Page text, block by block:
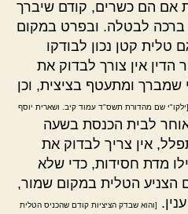
אם הם כשרים, קודם שיברך
ברכה לבטלה. ובפרט במקום
טלית קטן נכון לבודקו
הדין אין צורך לבדוק את
שמברך ומתעטף בציצית, וכן
[ילקו"י שם מהדורת תשס"ד עמוד קיב. ושארית יוסף
לבית הכנסת בשעה
אין צריך לבדוק את
מדת חסידות, כדי שלא
הצניע הטלית במקום שמור,
[והוא שבדק הציציות קודם שהכניס הטלית